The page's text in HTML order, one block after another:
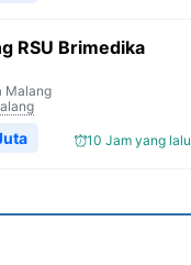
RSU Brimedika
Malang
10 Jam yang lalu